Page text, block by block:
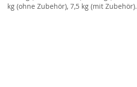
kg (ohne Zubehör), 7,5 kg (mit Zubehör).